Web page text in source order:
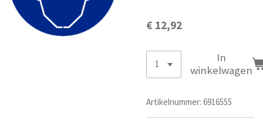
€ 12,92
In
winkelwagen
Artikelnummer: 6916555